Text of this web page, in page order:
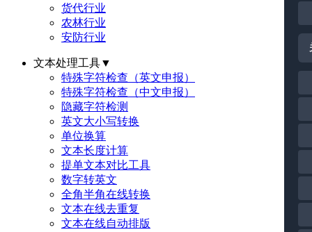
货代行业
农林行业
安防行业
文本处理工具▼
特殊字符检查（英文申报）
特殊字符检查（中文申报）
隐藏字符检测
英文大小写转换
单位换算
文本长度计算
提单文本对比工具
数字转英文
全角半角在线转换
文本在线去重复
文本在线自动排版